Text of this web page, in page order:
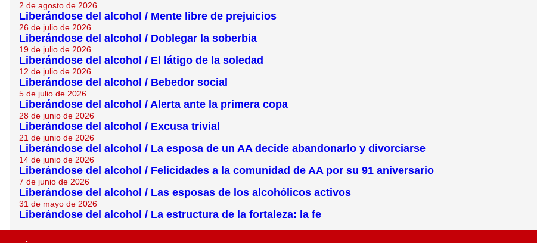
2 de agosto de 2026
Liberándose del alcohol / Mente libre de prejuicios
26 de julio de 2026
Liberándose del alcohol / Doblegar la soberbia
19 de julio de 2026
Liberándose del alcohol / El látigo de la soledad
12 de julio de 2026
Liberándose del alcohol / Bebedor social
5 de julio de 2026
Liberándose del alcohol / Alerta ante la primera copa
28 de junio de 2026
Liberándose del alcohol / Excusa trivial
21 de junio de 2026
Liberándose del alcohol / La esposa de un AA decide abandonarlo y divorciarse
14 de junio de 2026
Liberándose del alcohol / Felicidades a la comunidad de AA por su 91 aniversario
7 de junio de 2026
Liberándose del alcohol / Las esposas de los alcohólicos activos
31 de mayo de 2026
Liberándose del alcohol / La estructura de la fortaleza: la fe